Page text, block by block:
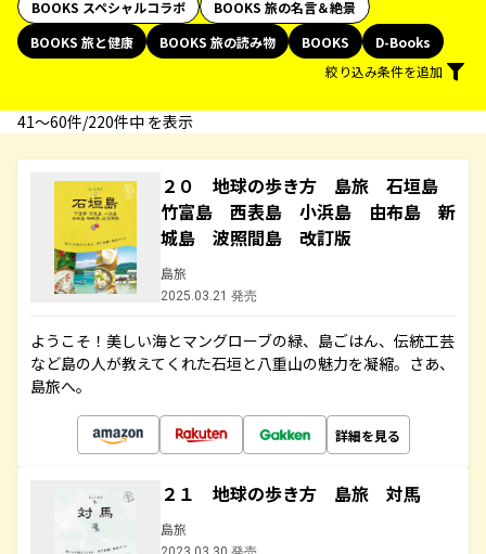
BOOKS スペシャルコラボ
BOOKS 旅の名言＆絶景
BOOKS 旅と健康
BOOKS 旅の読み物 BOOKS
D-Books
絞り込み条件を追加
41〜60件/220件中 を表示
２０ 地球の歩き方 島旅 石垣島
竹富島 西表島 小浜島 由布島 新
城島 波照間島 改訂版
島旅
2025.03.21 発売
ようこそ！美しい海とマングローブの緑、島ごはん、伝統工芸
など島の人が教えてくれた石垣と八重山の魅力を凝縮。さあ、
島旅へ。
詳細を見る
２１ 地球の歩き方 島旅 対馬
島旅